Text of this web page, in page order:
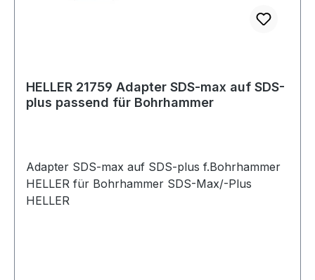
HELLER 21759 Adapter SDS-max auf SDS-
plus passend für Bohrhammer
Adapter SDS-max auf SDS-plus f.Bohrhammer
HELLER für Bohrhammer SDS-Max/-Plus
HELLER